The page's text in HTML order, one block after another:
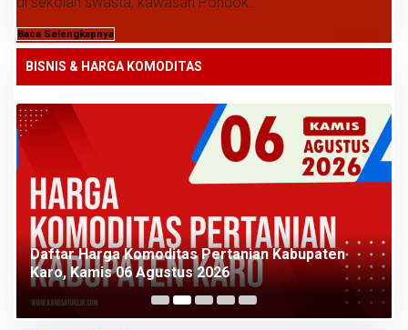
Baca Selengkapnya
BISNIS & HARGA KOMODITAS
Daftar Harga Komoditas Pertanian Kabupaten
Karo, Kamis 06 Agustus 2026